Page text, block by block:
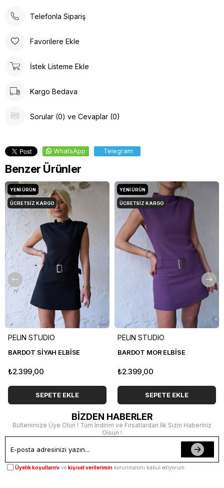
Telefonla Sipariş
Favorilere Ekle
İstek Listeme Ekle
Kargo Bedava
Sorular (0) ve Cevaplar (0)
WhatsApp Telegram
Benzer Ürünler
PELIN STUDIO
BARDOT SİYAH ELBİSE
₺2.399,00
SEPETE EKLE
YENI ÜRÜN
ÜCRETSIZ KARGO
PELIN STUDIO
BARDOT MOR ELBİSE
₺2.399,00
SEPETE EKLE
YENI ÜRÜN
ÜCRETSIZ KARGO
BİZDEN HABERLER
Bültenimize Üye Olun ! Tüm İndirim ve Fırsatlardan İlk Sizin Haberiniz
Olsun !
Üyelik koşullarını ve kişisel verilerimin korunmasını kabul ediyorum.